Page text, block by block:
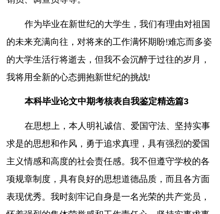
作为毕业在新世纪的大学生，我们有理由对祖国
的未来充满向往，对将来的工作满怀期盼!难忘而多姿
的大学生活行将逝去，但我不会沉醉于过往的岁月，
我将用全新的心态拥抱新世纪的挑战!
本科毕业论文中期考核表自我鉴定精选篇3
在思想上，本人明礼诚信、爱国守法、坚持实事
求是的思想和作风，勇于追求真理，具有强烈的爱国
主义情感和高度的社会责任感。我不但遵守学校的各
项规章制度，具有良好的思想道德品质，而且各方面
表现优秀。我时刻牢记自身是一名光荣的共产党员，